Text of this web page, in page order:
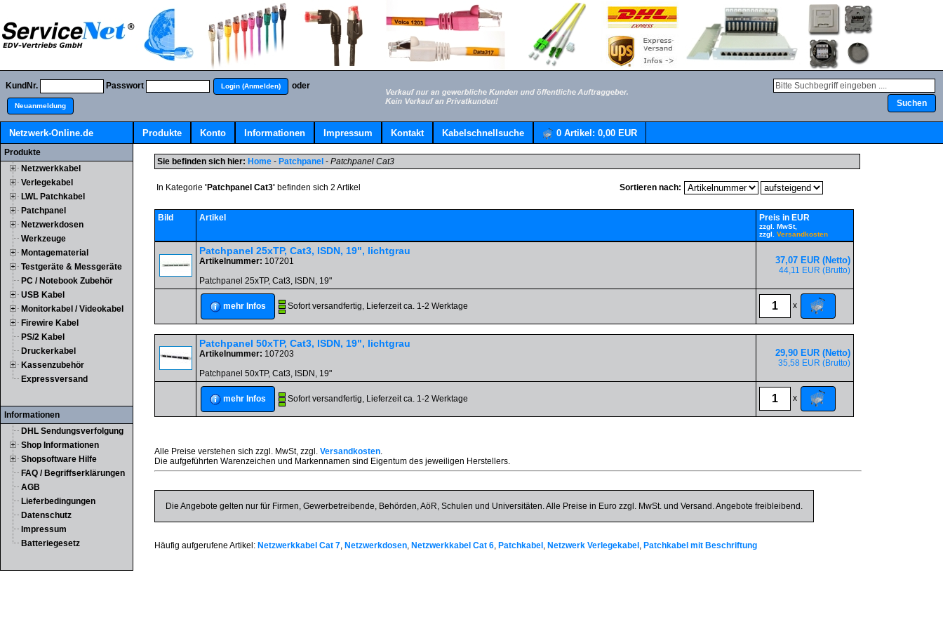
KundNr. Passwort Login (Anmelden) oder
Neuanmeldung
Netzwerk-Online.de Produkte Konto Informationen Impressum Kontakt Kabelschnellsuche 0 Artikel: 0,00 EUR
Produkte
Netzwerkkabel
Verlegekabel
LWL Patchkabel
Patchpanel
Netzwerkdosen
Werkzeuge
Montagematerial
Testgeräte & Messgeräte
PC / Notebook Zubehör
USB Kabel
Monitorkabel / Videokabel
Firewire Kabel
PS/2 Kabel
Druckerkabel
Kassenzubehör
Expressversand
Informationen
DHL Sendungsverfolgung
Shop Informationen
Shopsoftware Hilfe
FAQ / Begriffserklärungen
AGB
Lieferbedingungen
Datenschutz
Impressum
Batteriegesetz
Sie befinden sich hier: Home - Patchpanel - Patchpanel Cat3
In Kategorie 'Patchpanel Cat3' befinden sich 2 Artikel Sortieren nach:
Bild Artikel Preis in EUR
zzgl. MwSt,
zzgl. Versandkosten
Patchpanel 25xTP, Cat3, ISDN, 19", lichtgrau
Artikelnummer: 107201
Patchpanel 25xTP, Cat3, ISDN, 19"
37,07 EUR (Netto)
44,11 EUR (Brutto)
mehr Infos Sofort versandfertig, Lieferzeit ca. 1-2 Werktage x
Patchpanel 50xTP, Cat3, ISDN, 19", lichtgrau
Artikelnummer: 107203
Patchpanel 50xTP, Cat3, ISDN, 19"
29,90 EUR (Netto)
35,58 EUR (Brutto)
mehr Infos Sofort versandfertig, Lieferzeit ca. 1-2 Werktage x
Alle Preise verstehen sich zzgl. MwSt, zzgl. Versandkosten.
Die aufgeführten Warenzeichen und Markennamen sind Eigentum des jeweiligen Herstellers.
Die Angebote gelten nur für Firmen, Gewerbetreibende, Behörden, AöR, Schulen und Universitäten. Alle Preise in Euro zzgl. MwSt. und Versand. Angebote freibleibend.
Häufig aufgerufene Artikel: Netzwerkkabel Cat 7, Netzwerkdosen, Netzwerkkabel Cat 6, Patchkabel , Netzwerk Verlegekabel , Patchkabel mit Beschriftung